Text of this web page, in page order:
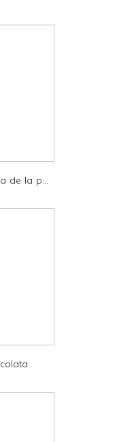
de la p...